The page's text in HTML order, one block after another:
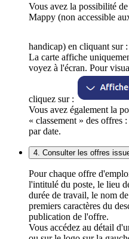
Vous avez la possibilité
Mappy (non accessible
handicap) en cliquant sur :
La carte affiche
voyez à l'écran. Pour
cliquez sur :
Vous avez également la
« classement » des offres
par date.
4. Consulter les offres
Pour chaque offre
l'intitulé du poste, le lieu
durée de travail, le nom
premiers caractères du
publication de l'offre.
Vous accédez au détail